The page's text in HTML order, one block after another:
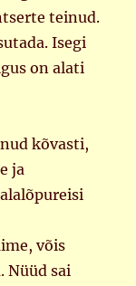
teinud.
Isegi
on alati
kõvasti,
ja
võis
Nüüd sai